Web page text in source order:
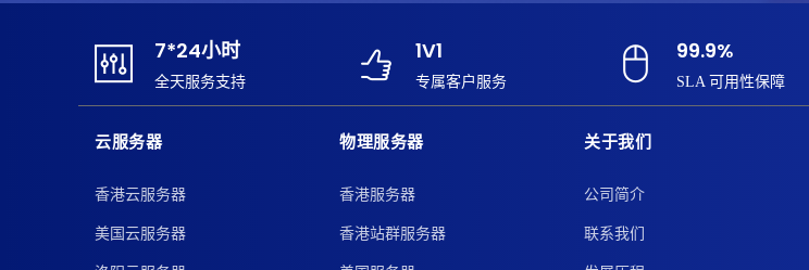
7*24小时
全天服务支持
1V1
专属客户服务
99.9%
SLA 可用性保障
云服务器
香港云服务器
美国云服务器
物理服务器
香港服务器
香港站群服务器
关于我们
公司简介
联系我们